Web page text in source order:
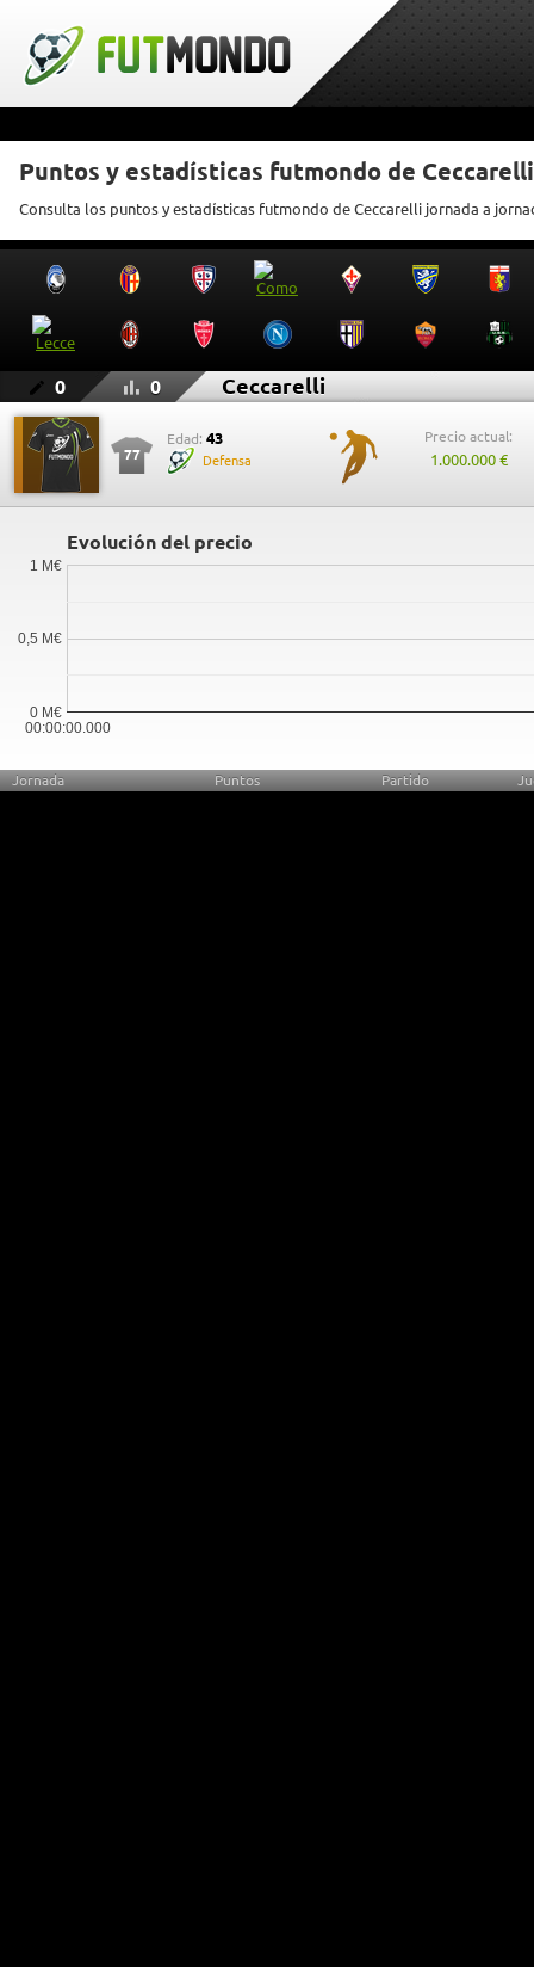
Puntos y estadísticas futmondo de Ceccarelli
Consulta los puntos y estadísticas futmondo de Ceccarelli jornada a
0 0 Ceccarelli
77
Edad: 43
Defensa
Precio actual:
1.000.000 €
Evolución del precio
00:00:00.000
0 M€
0,5 M€
1 M€
Jornada Puntos Partido